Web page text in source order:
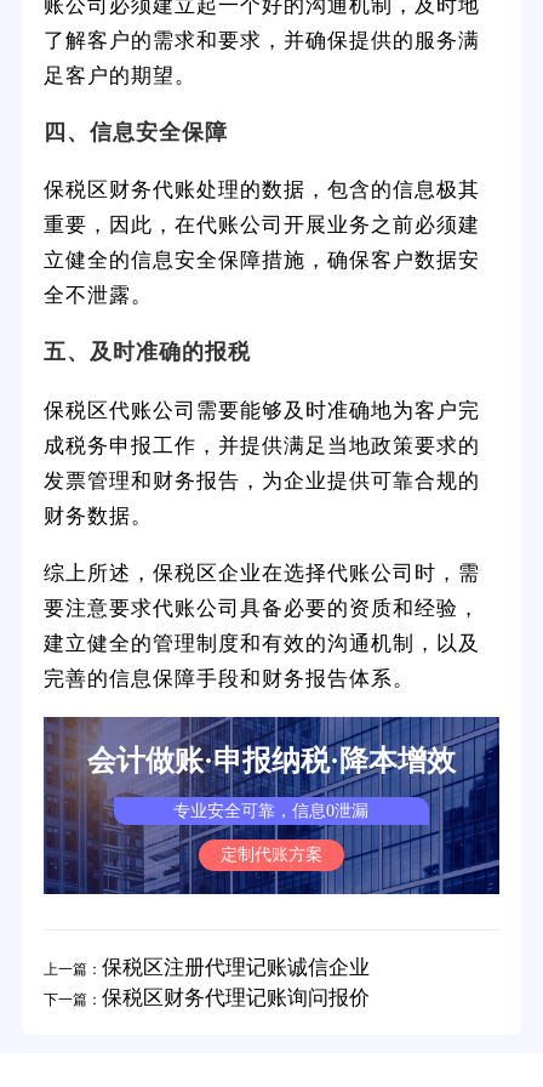
了解客户的需求和要求，并确保提供的服务满
足客户的期望。
四、信息安全保障
保税区财务代账处理的数据，包含的信息极其
重要，因此，在代账公司开展业务之前必须建
立健全的信息安全保障措施，确保客户数据安
全不泄露。
五、及时准确的报税
保税区代账公司需要能够及时准确地为客户完
成税务申报工作，并提供满足当地政策要求的
发票管理和财务报告，为企业提供可靠合规的
财务数据。
综上所述，保税区企业在选择代账公司时，需
要注意要求代账公司具备必要的资质和经验，
建立健全的管理制度和有效的沟通机制，以及
完善的信息保障手段和财务报告体系。
会计做账·申报纳税·降本增效
专业安全可靠，信息0泄漏
定制代账方案
上一篇： 保税区注册代理记账诚信企业
下一篇： 保税区财务代理记账询问报价